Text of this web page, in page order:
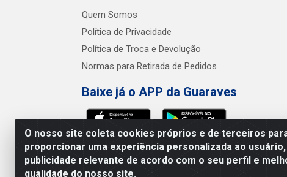
O nosso site coleta cookies próprios e de terceiros
proporcionar uma experiência personalizada ao
publicidade relevante de acordo com o seu perfil e
qualidade do nosso site.
Quem Somos
Política de Privacidade
Política de Troca e Devolução
Normas para Retirada de Pedidos
Baixe já o APP da Guaraves
Guaraves - PB